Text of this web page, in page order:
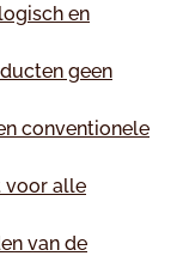
en
geen
conventionele
voor alle
van de